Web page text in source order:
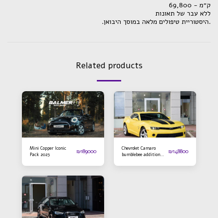
ק״מ - 69,800
ללא עבר של תאונות
.היסטוריית טיפולים מלאה במוסך היבואן.
Related products
Mini Copper Iconic
Pack 2023
₪189000
Chevrolet Camaro
bumblebee addition
₪148800